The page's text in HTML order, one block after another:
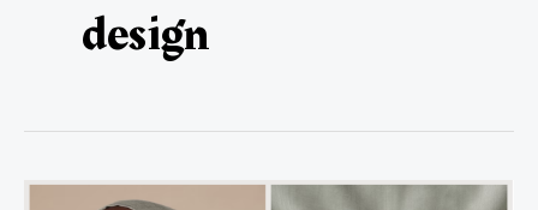
design
Le